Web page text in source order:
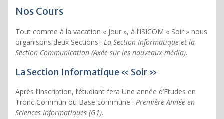
Nos Cours
Tout comme à la vacation « Jour », à l’ISICOM « Soir » nous
organisons deux Sections : La Section Informatique et la
Section Communication (Axée sur les nouveaux média).
La Section Informatique « Soir »
Après l’Inscription, l’étudiant fera Une année d’Etudes en
Tronc Commun ou Base commune : Première Année en
Sciences Informatiques (G1).